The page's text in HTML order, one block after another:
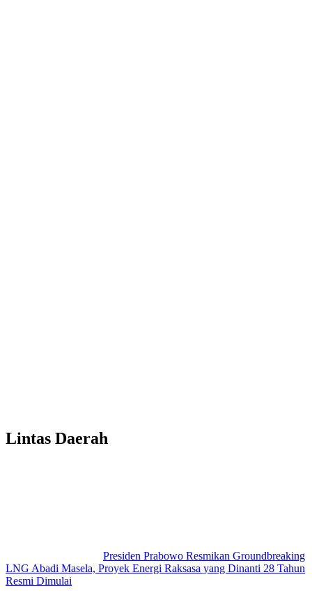
Lintas Daerah
Presiden Prabowo Resmikan Groundbreaking
LNG Abadi Masela, Proyek Energi Raksasa yang Dinanti 28 Tahun
Resmi Dimulai